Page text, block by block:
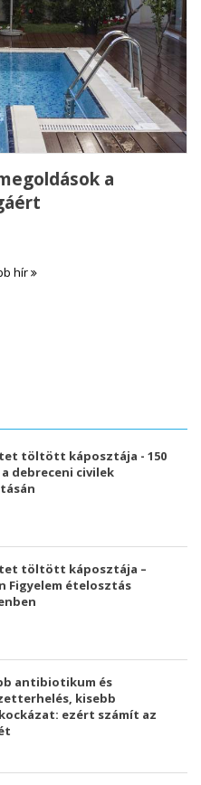
a
hír
töltött káposztája - 150
debreceni civilek
töltött káposztája –
Figyelem ételosztás
antibiotikum és
kisebb
ezért számít az